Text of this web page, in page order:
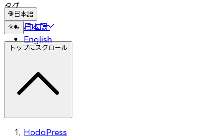
日本語
日本語
English
タグ
#新型コロナ
トップにスクロール
HodaPress